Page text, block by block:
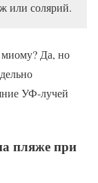
или солярий.
миому? Да, но
УФ-лучей
пляже при